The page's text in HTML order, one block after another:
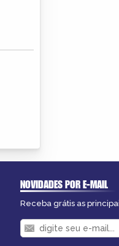
NOVIDADES POR E-MAIL
Receba grátis as